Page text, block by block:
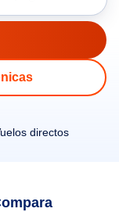
directos